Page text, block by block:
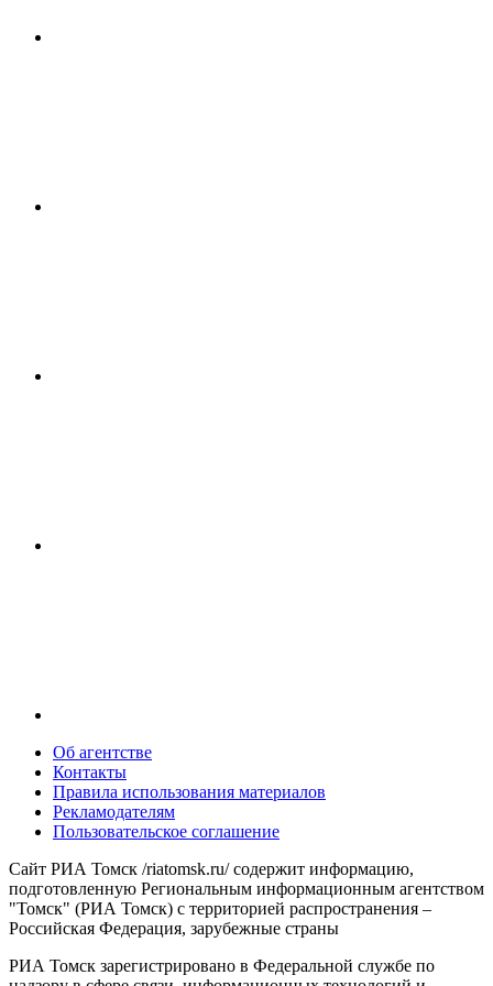
Об агентстве
Контакты
Правила использования материалов
Рекламодателям
Пользовательское соглашение
Сайт РИА Томск /riatomsk.ru/ содержит информацию,
подготовленную Региональным информационным агентством
"Томск" (РИА Томск) с территорией распространения –
Российская Федерация, зарубежные страны
РИА Томск зарегистрировано в Федеральной службе по